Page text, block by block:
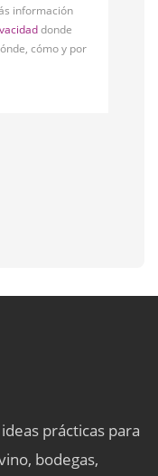
información
donde
cómo y por
prácticas para
bodegas,